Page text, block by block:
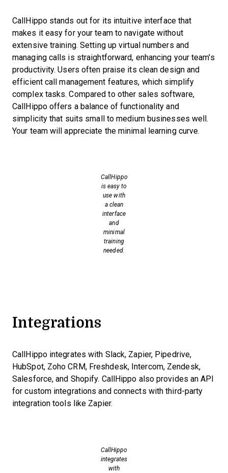
CallHippo stands out for its intuitive interface that
makes it easy for your team to navigate without
extensive training. Setting up virtual numbers and
managing calls is straightforward, enhancing your team's
productivity. Users often praise its clean design and
efficient call management features, which simplify
complex tasks. Compared to other sales software,
CallHippo offers a balance of functionality and
simplicity that suits small to medium businesses well.
Your team will appreciate the minimal learning curve.
CallHippo
is easy to
use with
a clean
interface
and
minimal
training
needed.
Integrations
CallHippo integrates with Slack, Zapier, Pipedrive,
HubSpot, Zoho CRM, Freshdesk, Intercom, Zendesk,
Salesforce, and Shopify. CallHippo also provides an API
for custom integrations and connects with third-party
integration tools like Zapier.
CallHippo
integrates
with